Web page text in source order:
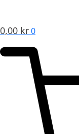
0,00 kr0